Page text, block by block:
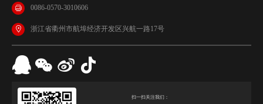
0086-0570-3010606
浙江省衢州市航埠经济开发区兴航一路17号
扫一扫关注我们：